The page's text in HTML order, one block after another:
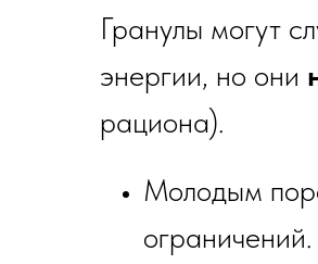
Гранулы могут
энергии, но они
рациона).
Молодым
ограничений.